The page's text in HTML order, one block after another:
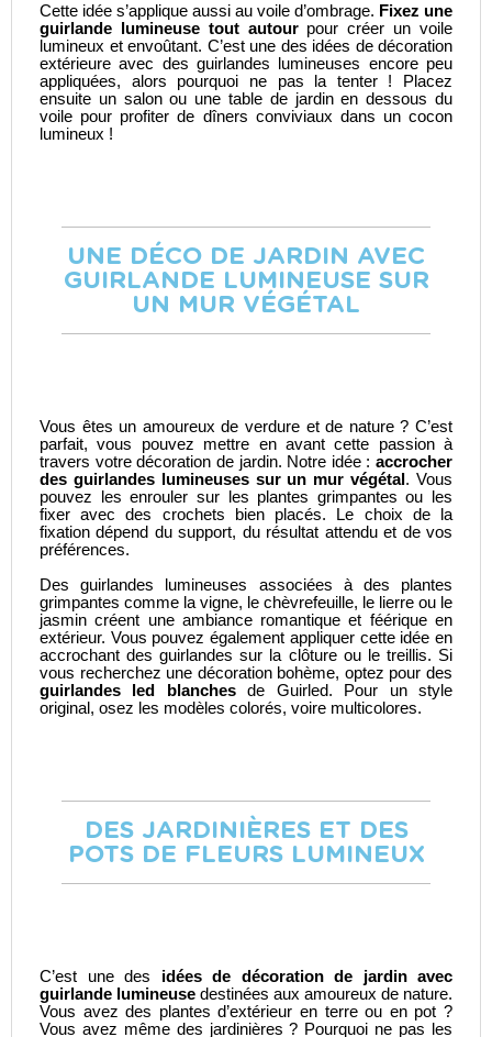
Cette idée s’applique aussi au voile d’ombrage. Fixez une
guirlande lumineuse tout autourpour créer un voile
lumineux et envoûtant. C’est une des idées de décoration
extérieure avec des guirlandes lumineuses encore peu
appliquées, alors pourquoi ne pas la tenter ! Placez
ensuite un salon ou une table de jardin en dessous du
voile pour profiter de dîners conviviaux dans un cocon
lumineux !
UNE DÉCO DE JARDIN AVEC
GUIRLANDE LUMINEUSE SUR
UN MUR VÉGÉTAL
Vous êtes un amoureux de verdure et de nature ? C’est
parfait, vous pouvez mettre en avant cette passion à
travers votre décoration de jardin. Notre idée : accrocher
des guirlandes lumineuses sur un mur végétal . Vous
pouvez les enrouler sur les plantes grimpantes ou les
fixer avec des crochets bien placés. Le choix de la
fixation dépend du support, du résultat attendu et de vos
préférences.
Des guirlandes lumineuses associées à des plantes
grimpantes comme la vigne, le chèvrefeuille, le lierre ou le
jasmin créent une ambiance romantique et féérique en
extérieur. Vous pouvez également appliquer cette idée en
accrochant des guirlandes sur la clôture ou le treillis. Si
vous recherchez une décoration bohème, optez pour des
guirlandes led blanchesde Guirled. Pour un style
original, osez les modèles colorés, voire multicolores.
DES JARDINIÈRES ET DES
POTS DE FLEURS LUMINEUX
C’est une des idées de décoration de jardin avec
guirlande lumineuse destinées aux amoureux de nature.
Vous avez des plantes d’extérieur en terre ou en pot ?
Vous avez même des jardinières ? Pourquoi ne pas les